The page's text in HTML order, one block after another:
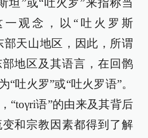
坦”或“吐火罗”来指称当
观念，以“吐火罗斯
部天山地区，因此，所谓
地区及其语言，在回鹘
“吐火罗”或“吐火罗语”。
“toγri语”的由来及其背后
和宗教因素都得到了解